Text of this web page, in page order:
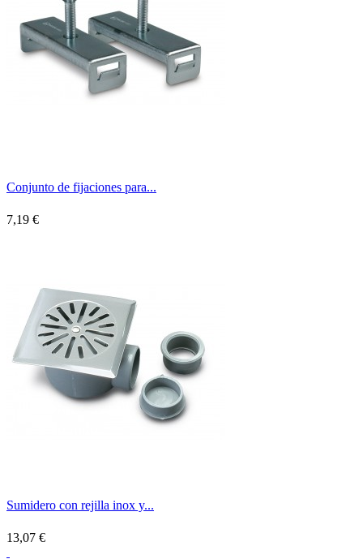
Conjunto de fijaciones para...
7,19 €
Sumidero con rejilla inox y...
13,07 €